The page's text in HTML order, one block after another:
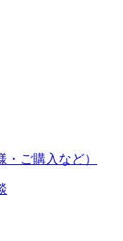
ご購入など）